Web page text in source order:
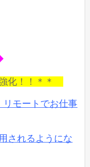
化！！＊＊
モートでお仕事
されるようにな